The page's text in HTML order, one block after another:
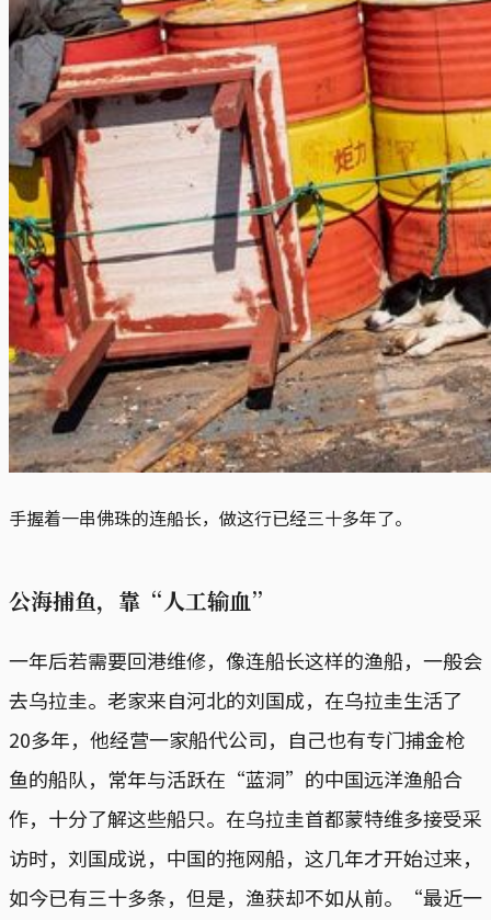
手握着一串佛珠的连船长，做这行已经三十多年了。
公海捕鱼，靠“人工输血”
一年后若需要回港维修，像连船长这样的渔船，一般会
去乌拉圭。老家来自河北的刘国成，在乌拉圭生活了
20多年，他经营一家船代公司，自己也有专门捕金枪
鱼的船队，常年与活跃在“蓝洞”的中国远洋渔船合
作，十分了解这些船只。在乌拉圭首都蒙特维多接受采
访时，刘国成说，中国的拖网船，这几年才开始过来，
如今已有三十多条，但是，渔获却不如从前。“最近一